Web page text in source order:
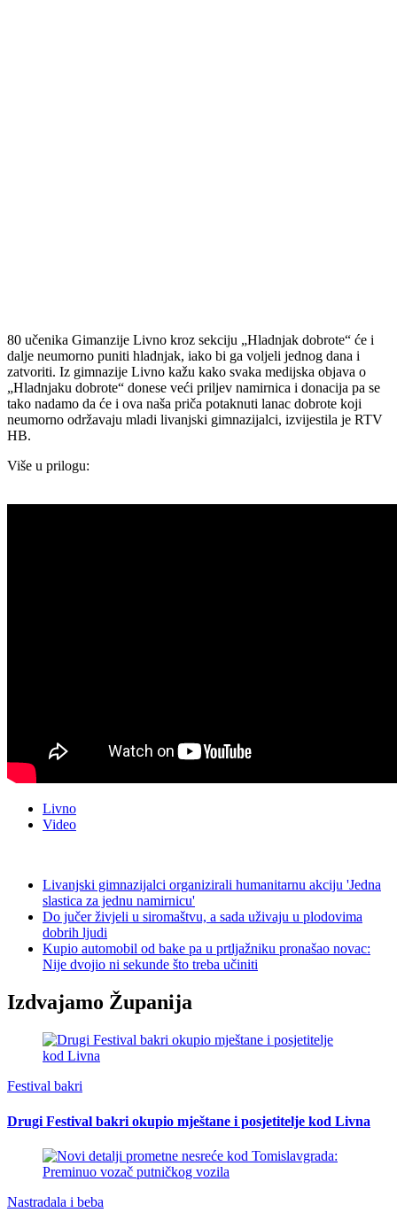
80 učenika Gimanzije Livno kroz sekciju „Hladnjak dobrote“ će i
dalje neumorno puniti hladnjak, iako bi ga voljeli jednog dana i
zatvoriti. Iz gimnazije Livno kažu kako svaka medijska objava o
„Hladnjaku dobrote“ donese veći priljev namirnica i donacija pa se
tako nadamo da će i ova naša priča potaknuti lanac dobrote koji
neumorno održavaju mladi livanjski gimnazijalci, izvijestila je RTV
HB.
Više u prilogu:
Livno
Video
Livanjski gimnazijalci organizirali humanitarnu akciju 'Jedna
slastica za jednu namirnicu'
Do jučer živjeli u siromaštvu, a sada uživaju u plodovima
dobrih ljudi
Kupio automobil od bake pa u prtljažniku pronašao novac:
Nije dvojio ni sekunde što treba učiniti
Izdvajamo Županija
Festival bakri
Drugi Festival bakri okupio mještane i posjetitelje kod Livna
Nastradala i beba